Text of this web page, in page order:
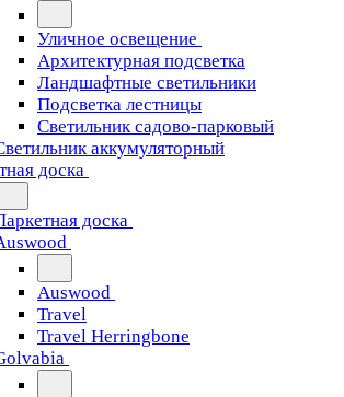
Уличное освещение
Архитектурная подсветка
Ландшафтные светильники
Подсветка лестницы
Светильник садово-парковый
аккумуляторный
доска
доска
Auswood
Travel
Travel Herringbone